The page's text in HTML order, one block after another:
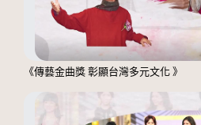
《傳藝金曲獎 彰顯台灣多元文化 》